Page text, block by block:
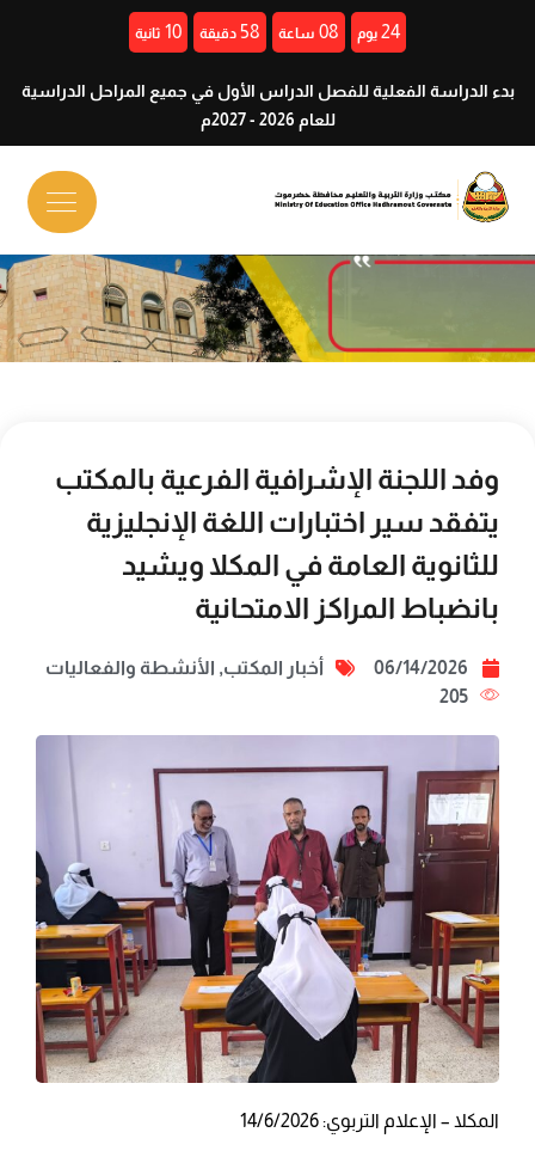
24 يوم 08 ساعة 58 دقيقة 09 ثانية
بدء الدراسة الفعلية للفصل الدراس الأول في جميع المراحل الدراسية
للعام 2026 - 2027م
وفد اللجنة الإشرافية الفرعية بالمكتب
يتفقد سير اختبارات اللغة الإنجليزية
للثانوية العامة في المكلا ويشيد
بانضباط المراكز الامتحانية
06/14/2026 أخبار المكتب, الأنشطة والفعاليات
205
المكلا – الإعلام التربوي: 14/6/2026